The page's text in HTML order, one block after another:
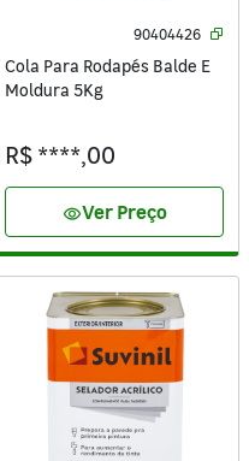
90404426
Cola Para Rodapés Balde E
Moldura 5Kg
R$ ****,00
visibilityVer Preço